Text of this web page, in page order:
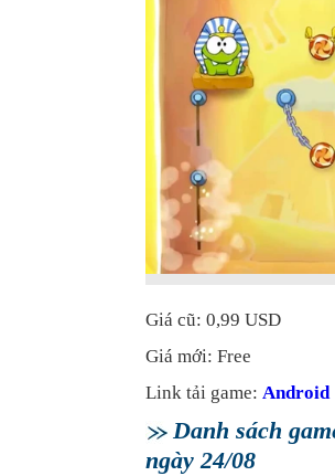
Giá cũ: 0,99 USD
Giá mới: Free
Link tải game: Android
Danh sách
ngày 24/08